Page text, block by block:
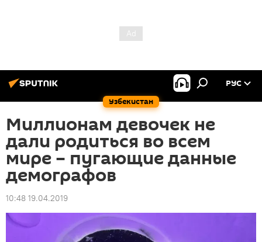
Узбекистан
РУС
Миллионам девочек не
дали родиться во всем
мире – пугающие данные
демографов
10:48 19.04.2019